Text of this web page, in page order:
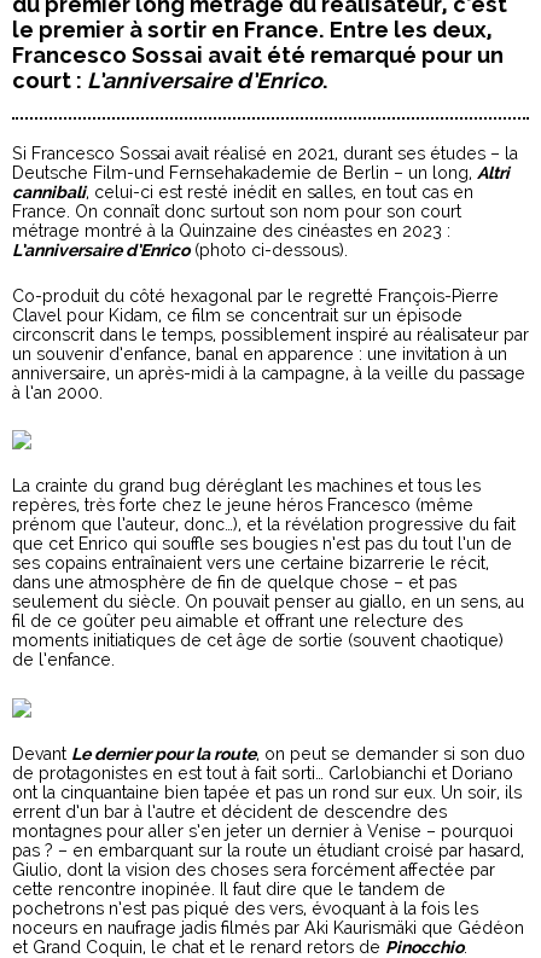
le premier à sortir en France. Entre les deux,
Francesco Sossai avait été remarqué pour un
court : L’anniversaire d’Enrico.
Si Francesco Sossai avait réalisé en 2021, durant ses études – la
Deutsche Film-und Fernsehakademie de Berlin – un long, Altri
cannibali, celui-ci est resté inédit en salles, en tout cas en
France. On connaît donc surtout son nom pour son court
métrage montré à la Quinzaine des cinéastes en 2023 :
L’anniversaire d’Enrico(photo ci-dessous).
Co-produit du côté hexagonal par le regretté François-Pierre
Clavel pour Kidam, ce film se concentrait sur un épisode
circonscrit dans le temps, possiblement inspiré au réalisateur par
un souvenir d’enfance, banal en apparence : une invitation à un
anniversaire, un après-midi à la campagne, à la veille du passage
à l’an 2000.
La crainte du grand bug déréglant les machines et tous les
repères, très forte chez le jeune héros Francesco (même
prénom que l’auteur, donc…), et la révélation progressive du fait
que cet Enrico qui souffle ses bougies n’est pas du tout l’un de
ses copains entraînaient vers une certaine bizarrerie le récit,
dans une atmosphère de fin de quelque chose – et pas
seulement du siècle. On pouvait penser au giallo, en un sens, au
fil de ce goûter peu aimable et offrant une relecture des
moments initiatiques de cet âge de sortie (souvent chaotique)
de l’enfance.
Devant Le dernier pour la route, on peut se demander si son duo
de protagonistes en est tout à fait sorti… Carlobianchi et Doriano
ont la cinquantaine bien tapée et pas un rond sur eux. Un soir, ils
errent d’un bar à l’autre et décident de descendre des
montagnes pour aller s’en jeter un dernier à Venise – pourquoi
pas ? – en embarquant sur la route un étudiant croisé par hasard,
Giulio, dont la vision des choses sera forcément affectée par
cette rencontre inopinée. Il faut dire que le tandem de
pochetrons n’est pas piqué des vers, évoquant à la fois les
noceurs en naufrage jadis filmés par Aki Kaurismäki que Gédéon
et Grand Coquin, le chat et le renard retors de Pinocchio.